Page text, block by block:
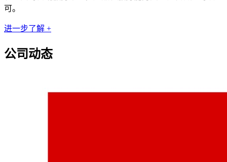
可。
进一步了解 +
公司动态